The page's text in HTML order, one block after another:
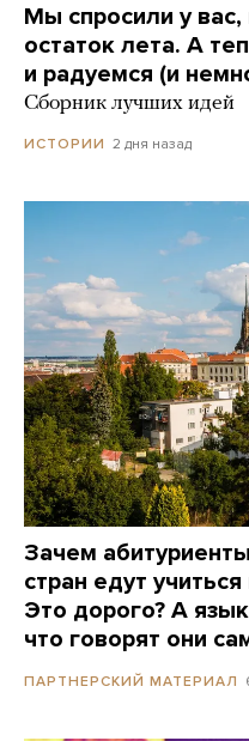
Мы спросили у вас,
остаток лета. А
и радуемся (и
Сборник лучших идей
ИСТОРИИ 2 дня назад
Зачем
стран едут
Это дорого? А
что говорят они
ПАРТНЕРСКИЙ МАТЕРИАЛ